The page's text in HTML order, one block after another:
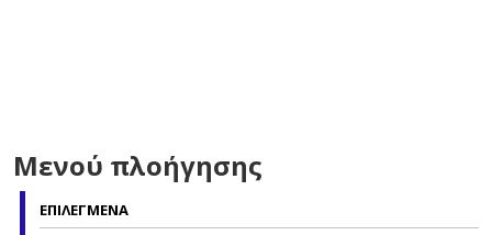
Μενού πλοήγησης
ΕΠΙΛΕΓΜΕΝΑ